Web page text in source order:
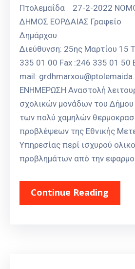
Πτολεμαΐδα 27-2-2022
ΔΗΜΟΣ ΕΟΡΔΑΙΑΣ Γραφείο
Δημάρχου
Διεύθυνση: 25ης Μαρτίου 15
335 01 00 Fax :246 335 01 50
mail:
ΕΝΗΜΕΡΩΣΗ Αναστολή
σχολικών μονάδων του
των πολύ χαμηλών
προβλέψεων της Εθνικής
Υπηρεσίας περί ισχυρού
προβλημάτων από την
Continue Reading